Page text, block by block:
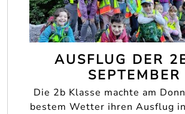
AUSFLUG DER
SEPTEMBER
Die 2b Klasse machte am
bestem Wetter ihren Ausflug